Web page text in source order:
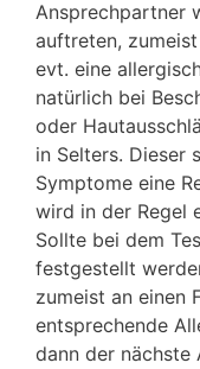
Ansprechpartner
auftreten,
evt. eine
natürlich bei
oder
in Selters. Dieser
Symptome eine
wird in der Regel
Sollte bei dem
festgestellt
zumeist an einen
entsprechende
dann der nächste